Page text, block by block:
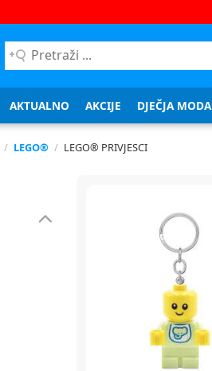
Pretraži
...
AKTUALNO AKCIJE DJEČJA MODA
/ LEGO® / LEGO® PRIVJESCI